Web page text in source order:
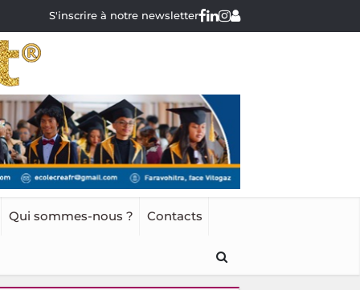
S'inscrire à notre newsletter
Qui sommes-nous ? Contacts